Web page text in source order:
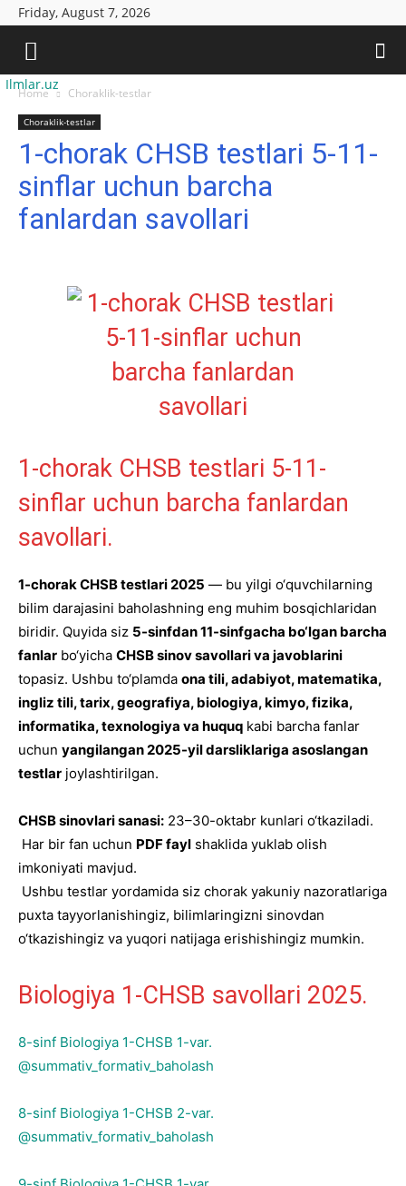
Friday, August 7, 2026
Ilmlar.uz
Home Choraklik-testlar
Choraklik-testlar
1-chorak CHSB testlari 5-11-
sinflar uchun barcha
fanlardan savollari
1-chorak CHSB testlari 5-11-
sinflar uchun barcha fanlardan
savollari.
1-chorak CHSB testlari 2025 — bu yilgi o‘quvchilarning
bilim darajasini baholashning eng muhim bosqichlaridan
biridir. Quyida siz 5-sinfdan 11-sinfgacha bo‘lgan barcha
fanlar bo‘yicha CHSB sinov savollari va javoblarini
topasiz. Ushbu to‘plamda ona tili, adabiyot, matematika,
ingliz tili, tarix, geografiya, biologiya, kimyo, fizika,
informatika, texnologiya va huquq kabi barcha fanlar
uchun yangilangan 2025-yil darsliklariga asoslangan
testlar joylashtirilgan.
CHSB sinovlari sanasi: 23–30-oktabr kunlari o‘tkaziladi.
Har bir fan uchun PDF fayl shaklida yuklab olish
imkoniyati mavjud.
Ushbu testlar yordamida siz chorak yakuniy nazoratlariga
puxta tayyorlanishingiz, bilimlaringizni sinovdan
o‘tkazishingiz va yuqori natijaga erishishingiz mumkin.
Biologiya 1-CHSB savollari 2025.
8-sinf Biologiya 1-CHSB 1-var.
@summativ_formativ_baholash
8-sinf Biologiya 1-CHSB 2-var.
@summativ_formativ_baholash